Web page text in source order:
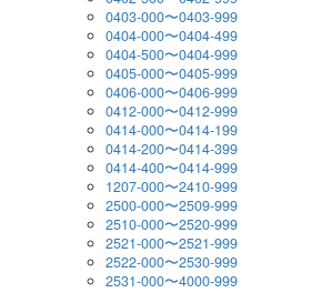
0403-000〜0403-999
0404-000〜0404-499
0404-500〜0404-999
0405-000〜0405-999
0406-000〜0406-999
0412-000〜0412-999
0414-000〜0414-199
0414-200〜0414-399
0414-400〜0414-999
1207-000〜2410-999
2500-000〜2509-999
2510-000〜2520-999
2521-000〜2521-999
2522-000〜2530-999
2531-000〜4000-999